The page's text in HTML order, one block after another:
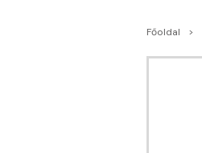
Főoldal